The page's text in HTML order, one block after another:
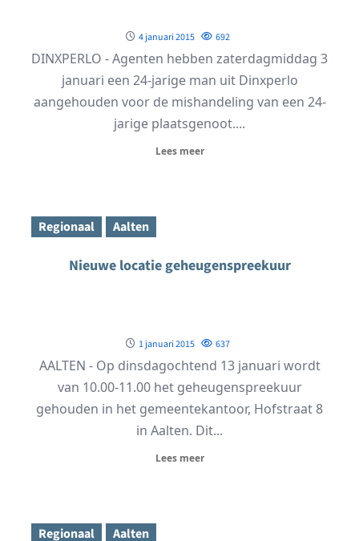
4 januari 2015 692
DINXPERLO - Agenten hebben zaterdagmiddag 3
januari een 24-jarige man uit Dinxperlo
aangehouden voor de mishandeling van een 24-
jarige plaatsgenoot....
Lees meer
Regionaal Aalten
Nieuwe locatie geheugenspreekuur
1 januari 2015 637
AALTEN - Op dinsdagochtend 13 januari wordt
van 10.00-11.00 het geheugenspreekuur
gehouden in het gemeentekantoor, Hofstraat 8
in Aalten. Dit...
Lees meer
Regionaal Aalten